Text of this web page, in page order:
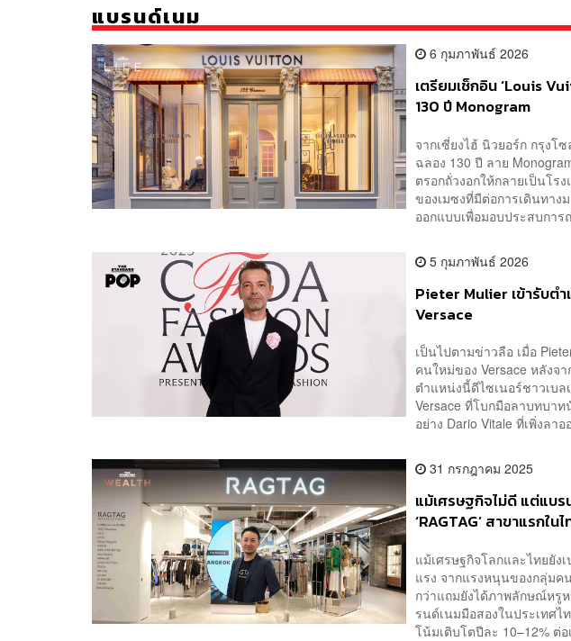
แบรนด์เนม
6 กุมภาพันธ์ 2026
เตรียมเช็กอิน ‘Louis
130 ปี Monogram
จากเซี่ยงไฮ้ นิวยอร์ก กรุงโ
ฉลอง 130 ปี ลาย
ตรอกถั่วงอกให้กลายเป็นโ
ของเมซงที่มีต่อการเดินทา
ออกแบบเพื่อมอบประสบกา
5 กุมภาพันธ์ 2026
Pieter Mulier เข้ารับต
Versace
เป็นไปตามข่าวลือ เมื่อ
คนใหม่ของ Versace หลังจ
ตำแหน่งนี้ดีไซเนอร์ชาวเบล
Versace ที่โบกมือลาบทบาท
อย่าง Dario Vitale ที่เพิ่งลา
31 กรกฎาคม 2025
แม้เศรษฐกิจไม่ดี แต่แบ
‘RAGTAG’ สาขาแรกใ
แม้เศรษฐกิจโลกและไทยยั
แรง จากแรงหนุนของกลุ่มค
กว่าแถมยังได้ภาพลักษณ์หรู
รนด์เนมมือสองในประเทศ
โน้มเติบโตปีละ 10–12% ต่